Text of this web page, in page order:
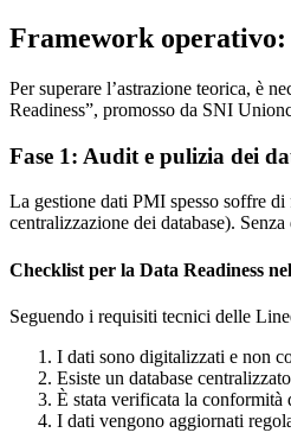
Framework
Per superare l’astrazione teorica, è
Readiness”, promosso da SNI
Fase 1: Audit e pulizia dei
La gestione dati PMI spesso soffre
centralizzazione dei database).
Checklist per la Data Readiness
Seguendo i requisiti tecnici delle
I dati sono digitalizzati e non
Esiste un database
È stata verificata la
I dati vengono aggiornati